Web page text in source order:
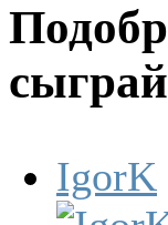
IgorK